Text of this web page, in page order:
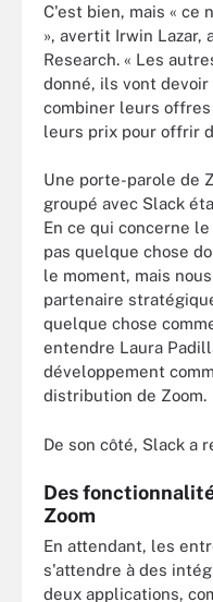
C'est bien, mais « ce
», avertit Irwin Lazar,
Research. « Les
donné, ils vont
combiner leurs
leurs prix pour offrir
Une porte-parole de
groupé avec Slack
En ce qui concerne
pas quelque chose
le moment, mais
partenaire
quelque chose
entendre Laura
développement
distribution de Zoom.
De son côté, Slack a
Des
Zoom
En attendant, les
s'attendre à des
deux applications,